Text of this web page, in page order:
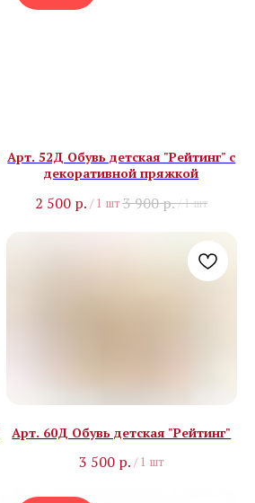
Арт. 52Д Обувь детская "Рейтинг" с
декоративной пряжкой
2 500 р. / 1 шт3 900р./1 шт
Арт. 60Д Обувь детская "Рейтинг"
3 500 р. / 1 шт